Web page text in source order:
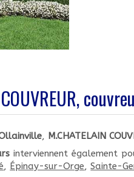
, M.CHATELAIN
interviennent également
, Épinay-sur-Orge,Sainte-